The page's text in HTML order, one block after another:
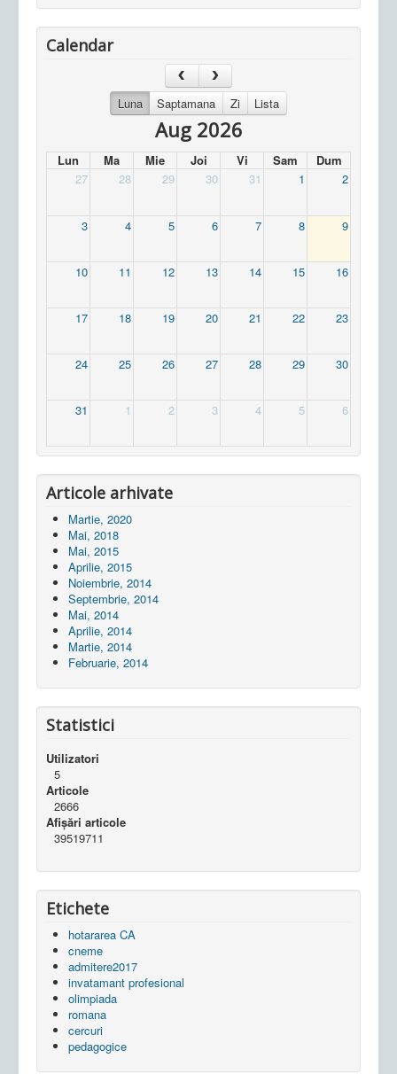
Calendar
Luna Saptamana Zi Lista
Aug 2026
Lun Ma Mie Joi Vi Sam
Dum
27
28 29 30 31 1 2
3 4 5 6 7 8 9
10 11 12 13 14 15 16
17 18 19 20 21 22 23
24 25 26 27 28 29 30
31 1 2 3 4 5 6
Articole arhivate
Martie, 2020
Mai, 2018
Mai, 2015
Aprilie, 2015
Noiembrie, 2014
Septembrie, 2014
Mai, 2014
Aprilie, 2014
Martie, 2014
Februarie, 2014
Statistici
Utilizatori
5
Articole
2666
Afișări articole
39519711
Etichete
hotararea CA
cneme
admitere2017
invatamant profesional
olimpiada
romana
cercuri
pedagogice